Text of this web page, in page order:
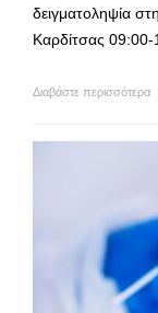
δειγματοληψία
Καρδίτσας 09:00-
Διαβάστε περισσότερα